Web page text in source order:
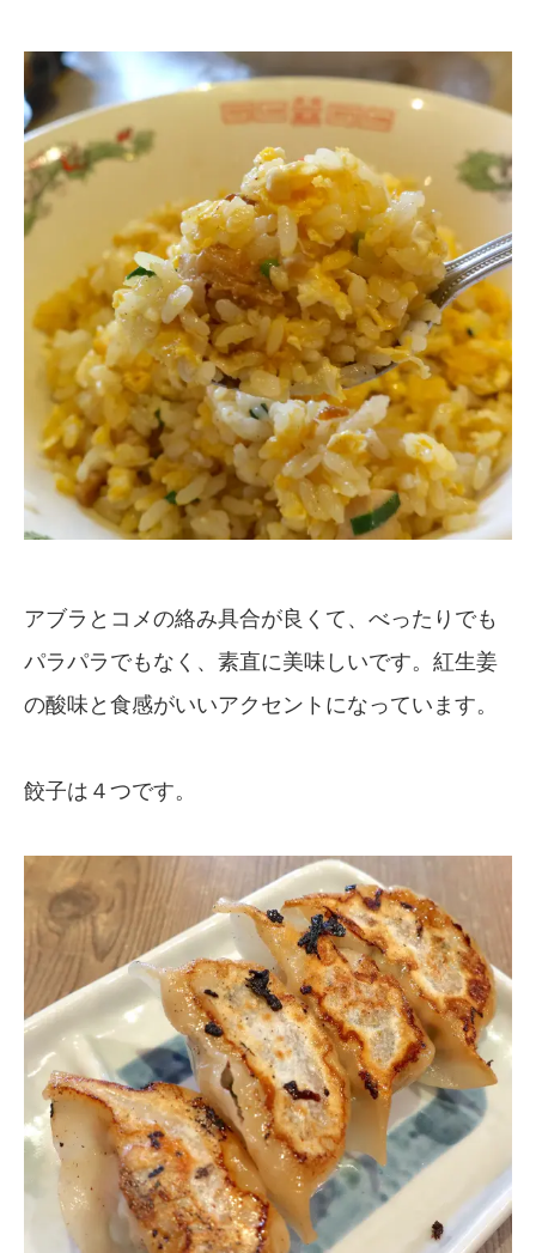
アブラとコメの絡み具合が良くて、べったりでも
パラパラでもなく、素直に美味しいです。紅生姜
の酸味と食感がいいアクセントになっています。
餃子は４つです。